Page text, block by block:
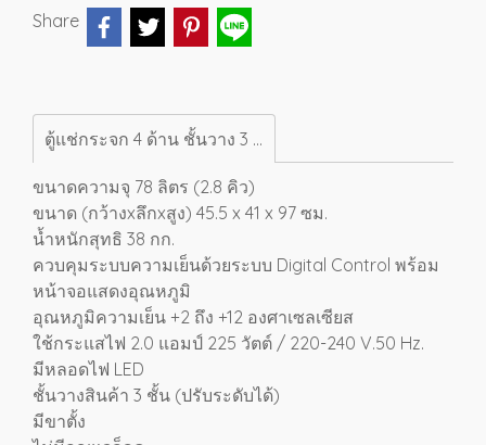
Share
ตู้แช่กระจก 4 ด้าน ชั้นวาง 3 ชั้น SANDEN 2.8 คิว SAG-0785C-WHITE
ขนาดความจุ 78 ลิตร (2.8 คิว)
ขนาด (กว้างxลึกxสูง) 45.5 x 41 x 97 ซม.
น้ำหนักสุทธิ 38 กก.
ควบคุมระบบความเย็นด้วยระบบ Digital Control พร้อม
หน้าจอแสดงอุณหภูมิ
อุณหภูมิความเย็น +2 ถึง +12 องศาเซลเซียส
ใช้กระแสไฟ 2.0 แอมป์ 225 วัตต์ / 220-240 V.50 Hz.
มีหลอดไฟ LED
ชั้นวางสินค้า 3 ชั้น (ปรับระดับได้)
มีขาตั้ง